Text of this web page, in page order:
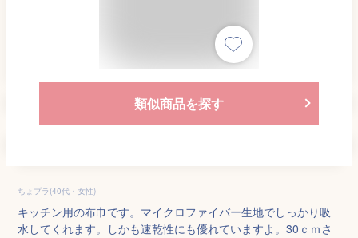
類似商品を探す
ちょプラ(40代・女性)
キッチン用の布巾です。マイクロファイバー生地でしっかり吸
水してくれます。しかも速乾性にも優れていますよ。30ｃｍさ